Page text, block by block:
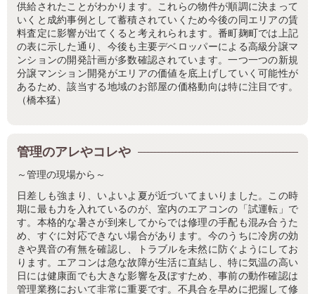
供給されたことがわかります。これらの物件が順調に決まって
いくと成約事例として蓄積されていくため今後の同エリアの賃
料査定に影響が出てくると考えれられます。番町麹町では上記
の表に示した通り、今後も主要デベロッパーによる高級分譲マ
ンションの開発計画が多数確認されています。一つ一つの新規
分譲マンション開発がエリアの価値を底上げしていく可能性が
あるため、該当する地域のお部屋の価格動向は特に注目です。
（橋本猛）
管理のアレやコレや
～管理の現場から～
日差しも強まり、いよいよ夏が近づいてまいりました。この時
期に最も力を入れているのが、室内のエアコンの「試運転」で
す。本格的な暑さが到来してからでは修理の手配も混み合うた
め、すぐに対応できない場合があります。今のうちに冷房の効
きや異音の有無を確認し、トラブルを未然に防ぐようにしてお
ります。エアコンは急な故障が生活に直結し、特に気温の高い
日には健康面でも大きな影響を及ぼすため、事前の動作確認は
管理業務において非常に重要です。不具合を早めに把握して修